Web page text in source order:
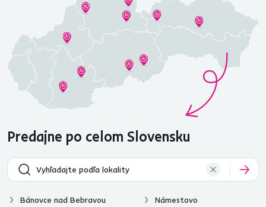
Predajne po celom Slovensku
Bánovce nad Bebravou
Námestovo